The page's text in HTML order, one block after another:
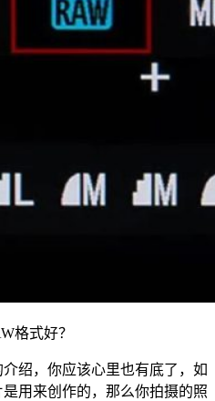
格式好？
绍，你应该心里也有底了，如
用来创作的，那么你拍摄的照